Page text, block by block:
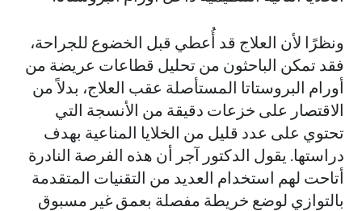
ونظرًا لأن العلاج قد أُعطي قبل الخضوع للجراحة،
فقد تمكن الباحثون من تحليل قطاعات عريضة من
أورام البروستاتا المستأصلة عقب العلاج، بدلاً من
الاقتصار على خزعات دقيقة من الأنسجة التي
تحتوي على عدد قليل من الخلايا المناعية بهدف
دراستها. يقول الدكتور آجر أن هذه الفرصة النادرة
أتاحت لهم استخدام العديد من التقنيات المتقدمة
بالتوازي لوضع خريطة مفصلة بعمق غير مسبوق